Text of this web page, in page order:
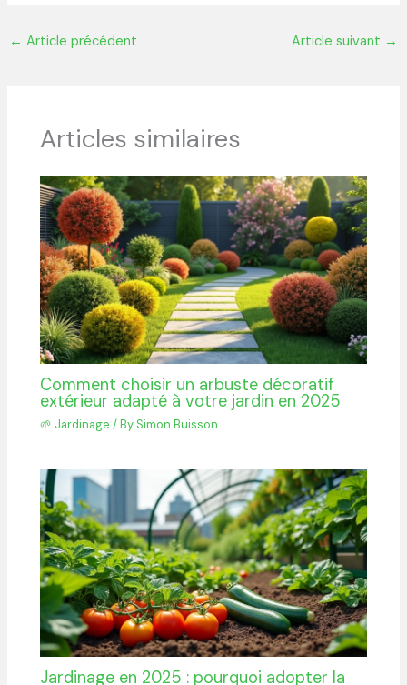
← Article précédent Article suivant →
Articles similaires
Comment choisir un arbuste décoratif
extérieur adapté à votre jardin en 2025
🌱 Jardinage / By Simon Buisson
Jardinage en 2025 : pourquoi adopter la